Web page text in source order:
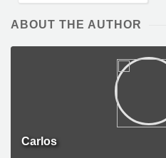
ABOUT THE AUTHOR
Carlos